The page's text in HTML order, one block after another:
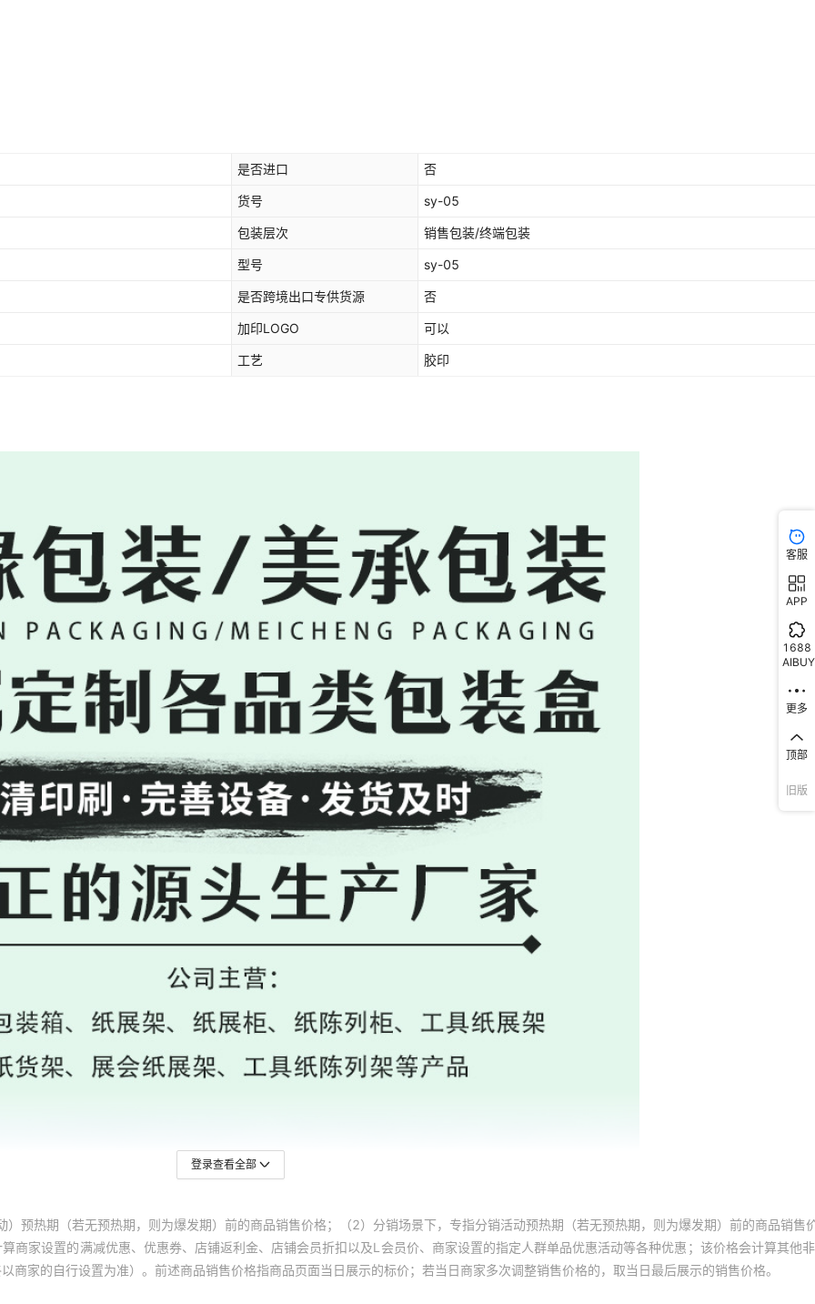
是否进口 否
货号 sy-05
包装层次 销售包装/终端包装
型号 sy-05
是否跨境出口专供货源 否
加印LOGO 可以
工艺 胶印
登录查看全部
预热期（若无预热期，则为爆发期）前的商品销售价格；（2）分销场景下，专指分销活动预热期（若无预热期，则为爆发期）前的商品销售
商家设置的满减优惠、优惠券、店铺返利金、店铺会员折扣以及L会员价、商家设置的指定人群单品优惠活动等各种优惠；该价格会计算其他
家的自行设置为准）。前述商品销售价格指商品页面当日展示的标价；若当日商家多次调整销售价格的，取当日最后展示的销售价格。
客服
APP
1688
AIBUY
更多
顶部
旧版